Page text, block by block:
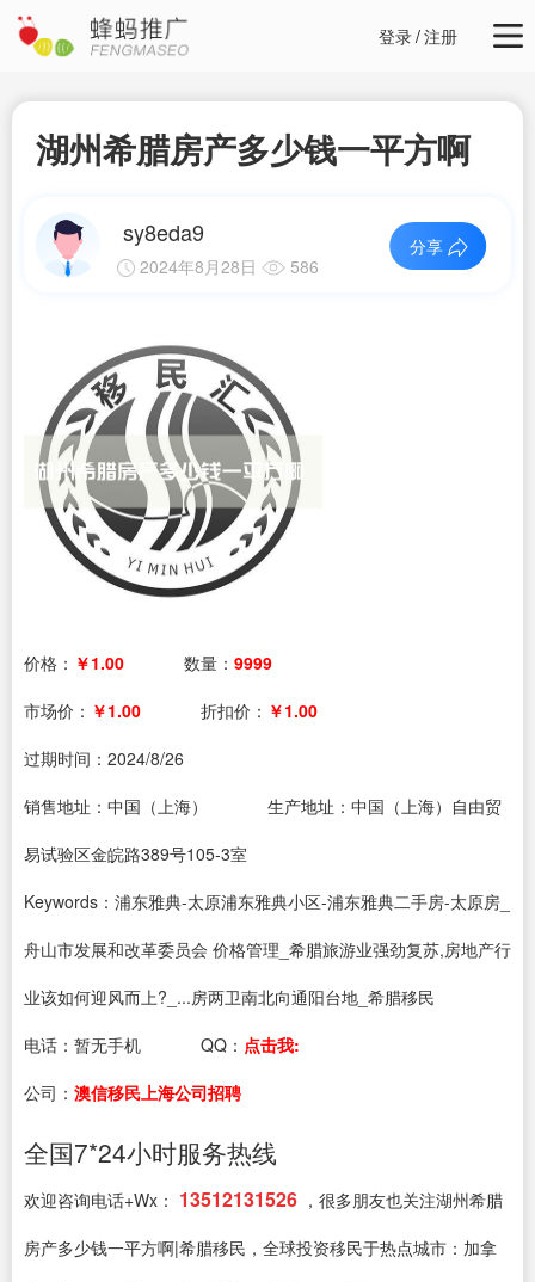
登录/注册
湖州希腊房产多少钱一平方啊
sy8eda9
2024年8月28日 586
分享
价格： ￥1.00 数量： 9999
市场价： ￥1.00 折扣价： ￥1.00
过期时间： 2024/8/26
销售地址：中国（上海）
生产地址：中国（上海）自由贸
易试验区金皖路389号105-3室
Keywords：浦东雅典-太原浦东雅典小区-浦东雅典二手房-太原房_
舟山市发展和改革委员会 价格管理_希腊旅游业强劲复苏,房地产行
业该如何迎风而上?_...房两卫南北向通阳台地_希腊移民
电话： 暂无手机 QQ： 点击我:
公司： 澳信移民上海公司招聘
全国7*24小时服务热线
欢迎咨询电话+Wx： 13512131526 ，很多朋友也关注湖州希腊
房产多少钱一平方啊|希腊移民，全球投资移民于热点城市：加拿